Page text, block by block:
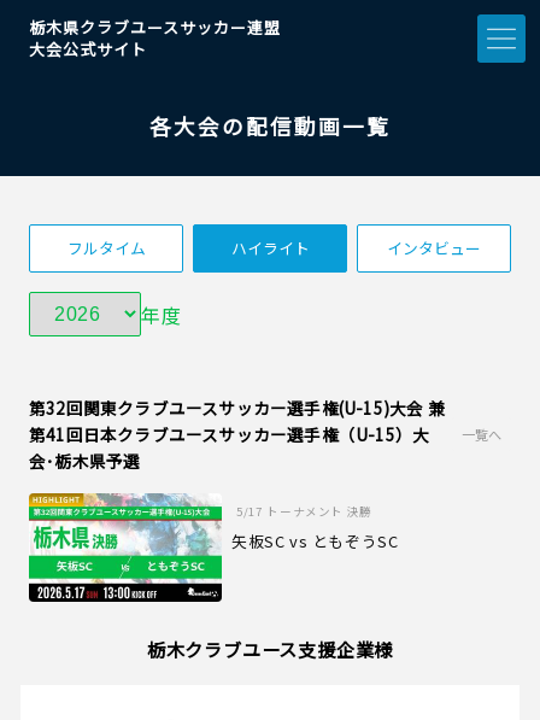
栃木県クラブユースサッカー連盟
大会公式サイト
各大会の配信動画一覧
フルタイム ハイライト インタビュー
年度
第32回関東クラブユースサッカー選手権(U-15)大会 兼
第41回日本クラブユースサッカー選手権（U-15）大
会･栃木県予選
一覧へ
5/17 トーナメント 決勝
矢板SC vs ともぞうSC
栃木クラブユース支援企業様